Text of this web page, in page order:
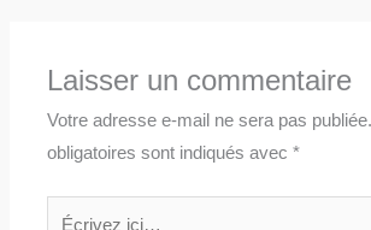
Laisser un commentaire
Votre adresse e-mail ne sera pas publiée.
obligatoires sont indiqués avec*
Écrivez